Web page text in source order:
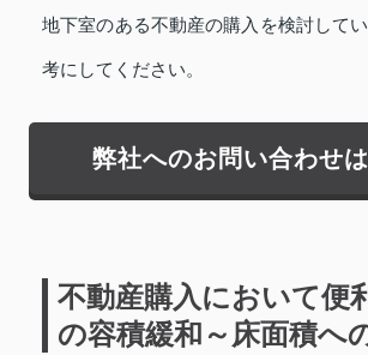
地下室のある不動産の購入を検討して
考にしてください。
弊社へのお問い合わせ
不動産購入において便
の容積緩和～床面積へ